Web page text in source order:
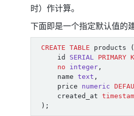
时）作计算。
下面即是一个指定默认值的
CREATE TABLE products
(
id
SERIAL PRIMARY
no
integer ,
name text ,
price
numeric
created_at
);